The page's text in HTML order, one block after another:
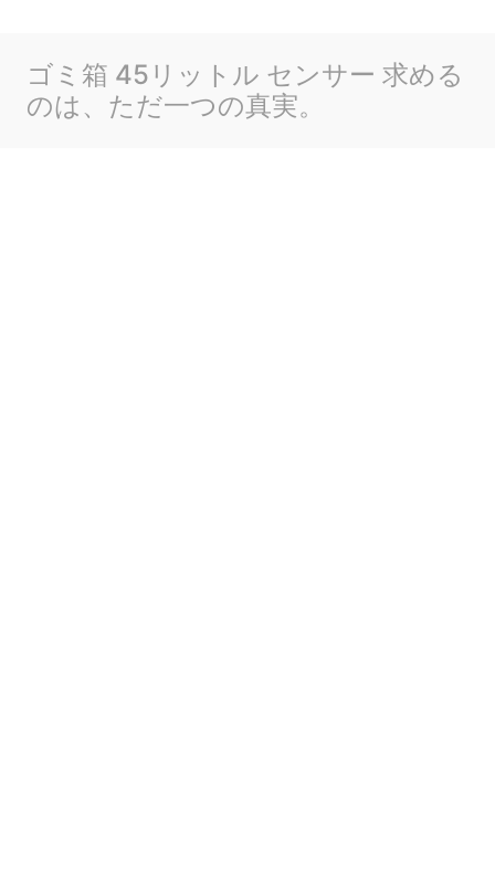
ゴミ箱 45リットル センサー 求める
のは、ただ一つの真実。